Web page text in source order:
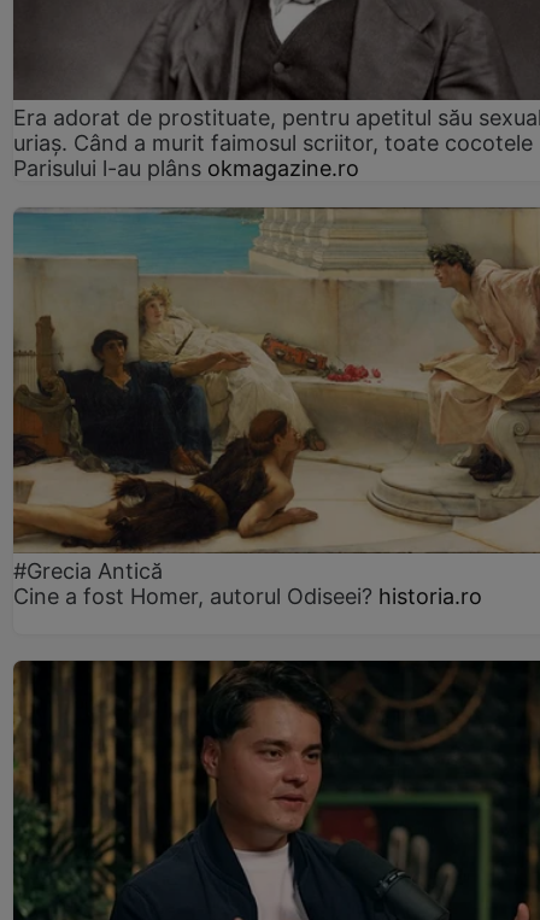
Era adorat de prostituate, pentru apetitul său
uriaș. Când a murit faimosul scriitor, toate cocotele
Parisului l-au plâns okmagazine.ro
#Grecia Antică
Cine a fost Homer, autorul Odiseei? historia.ro